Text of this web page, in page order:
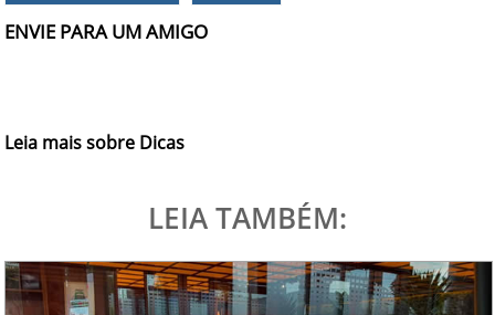
ENVIE PARA UM AMIGO
Leia mais sobre Dicas
LEIA TAMBÉM: